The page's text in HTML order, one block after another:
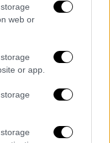
web or
or app.
Τραυματίστηκε
Δημήτρη
θαύμα καθώς
του τζετ
δράστης που
του
Ρόδο: Φορέας